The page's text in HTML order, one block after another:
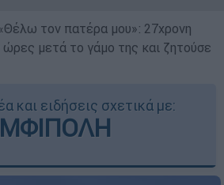
τον πατέρα μου»: 27χρονη
μετά το γάμο της και ζητούσε
και ειδήσεις σχετικά με: